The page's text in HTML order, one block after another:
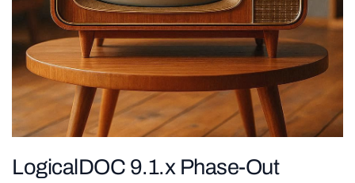
LogicalDOC 9.1.x Phase-Out